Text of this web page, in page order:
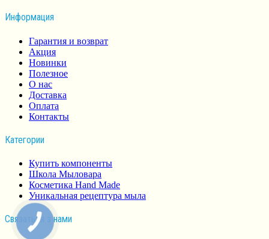
Информация
Гарантия и возврат
Акция
Новинки
Полезное
О нас
Доставка
Оплата
Контакты
Категории
Купить компоненты
Школа Мыловара
Косметика Hand Made
Уникальная рецептура мыла
Связаться з нами